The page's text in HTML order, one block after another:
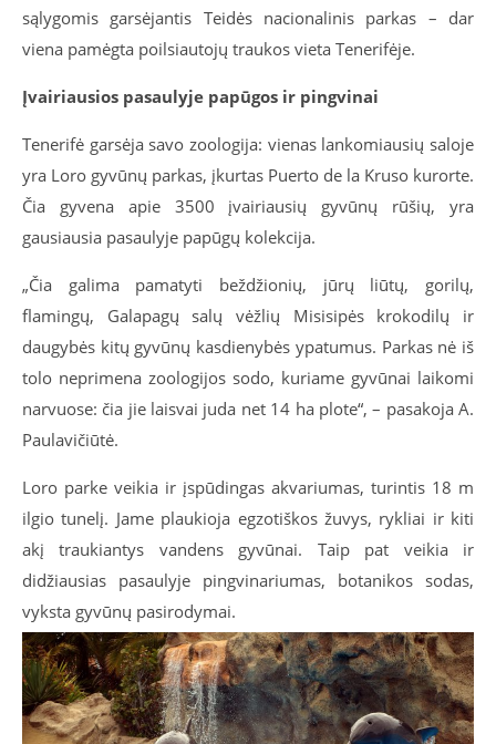
sąlygomis garsėjantis Teidės nacionalinis parkas – dar
viena pamėgta poilsiautojų traukos vieta Tenerifėje.
Įvairiausios pasaulyje papūgos ir pingvinai
Tenerifė garsėja savo zoologija: vienas lankomiausių saloje
yra Loro gyvūnų parkas, įkurtas Puerto de la Kruso kurorte.
Čia gyvena apie 3500 įvairiausių gyvūnų rūšių, yra
gausiausia pasaulyje papūgų kolekcija.
„Čia galima pamatyti beždžionių, jūrų liūtų, gorilų,
flamingų, Galapagų salų vėžlių Misisipės krokodilų ir
daugybės kitų gyvūnų kasdienybės ypatumus. Parkas nė iš
tolo neprimena zoologijos sodo, kuriame gyvūnai laikomi
narvuose: čia jie laisvai juda net 14 ha plote“, – pasakoja A.
Paulavičiūtė.
Loro parke veikia ir įspūdingas akvariumas, turintis 18 m
ilgio tunelį. Jame plaukioja egzotiškos žuvys, rykliai ir kiti
akį traukiantys vandens gyvūnai. Taip pat veikia ir
didžiausias pasaulyje pingvinariumas, botanikos sodas,
vyksta gyvūnų pasirodymai.